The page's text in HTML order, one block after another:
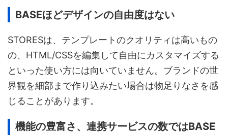
BASEほどデザインの自由度はない
STORESは、テンプレートのクオリティは高いもの
の、HTML/CSSを編集して自由にカスタマイズする
といった使い方には向いていません。ブランドの世
界観を細部まで作り込みたい場合は物足りなさを感
じることがあります。
機能の豊富さ、連携サービスの数ではBASE